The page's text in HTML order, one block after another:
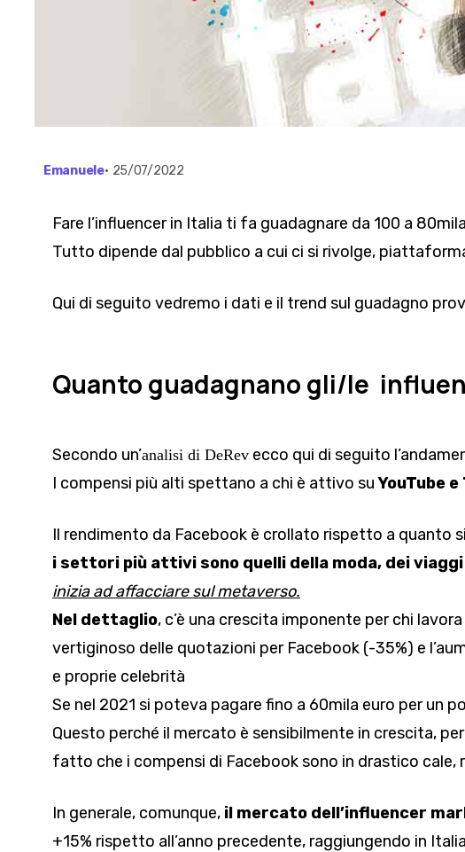
Emanuele• 25/07/2022
Fare l’influencer in Italia ti fa guadagnare da 100 a
Tutto dipende dal pubblico a cui ci si rivolge,
Qui di seguito vedremo i dati e il trend sul guadagno
Quanto guadagnano gli/le
Secondo un’analisi di DeRev ecco qui di seguito
I compensi più alti spettano a chi è attivo suYouTube
Il rendimento da Facebook è crollato rispetto a quanto
i settori più attivi sono quelli della moda, dei viaggi
inizia ad affacciare sul metaverso.
Nel dettaglio, c’è una crescita imponente per chi
vertiginoso delle quotazioni per Facebook (-35%) e
e proprie celebrità
Se nel 2021 si poteva pagare fino a 60mila euro per un
Questo perché il mercato è sensibilmente in crescita,
fatto che i compensi di Facebook sono in drastico cale,
In generale, comunque, il mercato dell’influencer
+15% rispetto all’anno precedente, raggiungendo in